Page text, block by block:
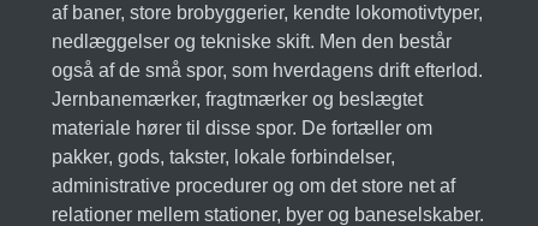
af baner, store brobyggerier, kendte lokomotivtyper,
nedlæggelser og tekniske skift. Men den består
også af de små spor, som hverdagens drift efterlod.
Jernbanemærker, fragtmærker og beslægtet
materiale hører til disse spor. De fortæller om
pakker, gods, takster, lokale forbindelser,
administrative procedurer og om det store net af
relationer mellem stationer, byer og baneselskaber.